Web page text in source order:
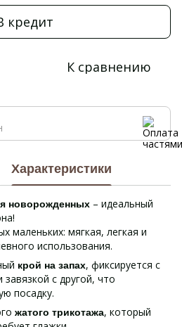
кредит
К сравнению
Характеристики
новорожденных – идеальный
маленьких: мягкая, легкая и
использования.
крой на запах, фиксируется с
с другой, что
посадку.
жатого трикотажа, который